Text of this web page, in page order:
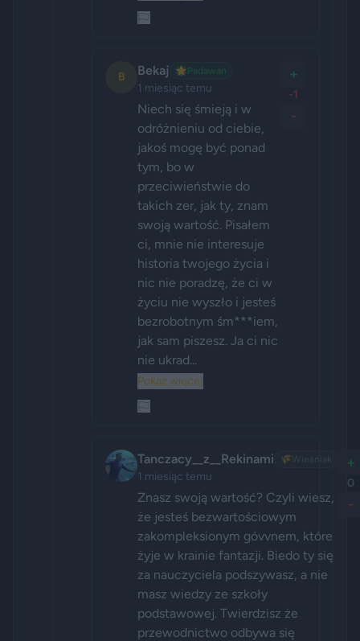
B Bekaj 🌟Padawan
1 miesiąc temu
Niech się śmieją i w
odróżnieniu od ciebie,
jakoś mogę być ponad
tym, bo w
przeciwieństwie do
takich zer, jak ty, znam
swoją wartość. Pisałem
ci, mnie nie interesuje
historia twojego życia i
nic nie poradzę, że ci w
życiu nie wyszło i jesteś
bezrobotnym śm***iem,
jak sam piszesz. Ja ci nic
nie ukrad...
Pokaż więcej
+
-1
-
Tanczacy__z__Rekinami 🌾
1 miesiąc temu
Znasz swoją wartość? Czyli wiesz,
że jesteś bezwartościowym
zakompleksionym góvvnem, które
żyje w krainie fantazji. Biedo ty się
za nauczyciela podszywasz, a nie
masz wiedzy ze szkoły
podstawowej. Twierdzisz że
przewodnictwo odbywa się
+
0
-